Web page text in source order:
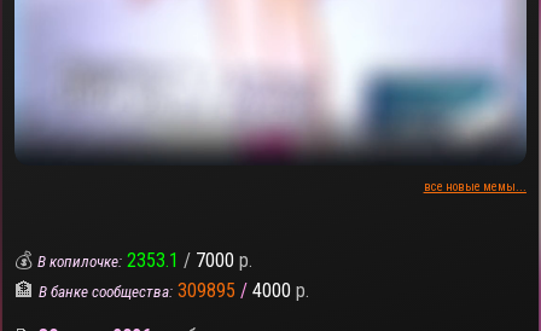
все новые мемы...
💰В копилочке: 2353.1 / 7000 р.
🏦В банке сообщества: 309895 / 4000 р.